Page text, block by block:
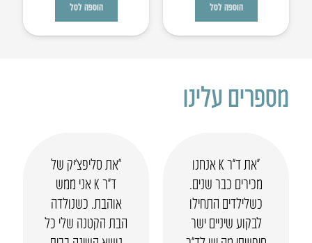
הוספה לסל הוספה לסל
מספרים עלינו
“את ד”ר K אנחנו
מכירים כבר שנים.
כשלילדים התחילו
לבקוע שיניים ישר
“את סליפצ’יק של
ד”ר K אני ממש
אוהבת. כשנולדה
הבת הקטנה שלי כל